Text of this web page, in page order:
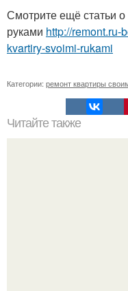
Смотрите ещё статьи
руками http://remont.ru-
kvartiry-svoimi-rukami
Категории: ремонт квартиры
Читайте также